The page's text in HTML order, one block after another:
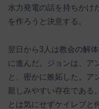
水力発電の話を持ちかけ
を作ろうと決意する。
翌日から3人は教会の解
に進んだ。ジョンは、ア
と、密かに嫉妬した。ア
親しみやすい存在である
とは気にせずケイレブと